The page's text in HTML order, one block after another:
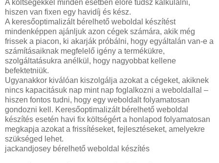
A költségekkel minden esetben előre tudsz kalkulálni,
hiszen van fixen egy havidíj és kész.
A keresőoptimalizált bérelhető weboldal készítést
mindenképpen ajánljuk azon cégek számára, akik még
frissek a piacon, ki akarják próbálni, hogy egyáltalán van-e a
számításaiknak megfelelő igény a termékükre,
szolgáltatásukra anélkül, hogy nagyobbat kellene
befektetniük.
Ugyanakkor kiválóan kiszolgálja azokat a cégeket, akiknek
nincs kapacitásuk nap mint nap foglalkozni a weboldallal –
hiszen fontos tudni, hogy egy weboldalt folyamatosan
gondozni kell. Keresőoptimalizált bérelhető weboldal
készítés esetén havi fix költségért a honlapod folyamatosan
megkapja azokat a frissítéseket, fejlesztéseket, amelyekre
szükséged lehet.
jackandjosey bérelhető weboldal készítés